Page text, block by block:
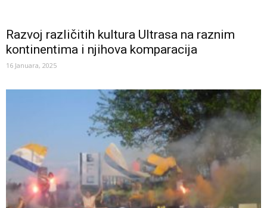
Razvoj različitih kultura Ultrasa na raznim
kontinentima i njihova komparacija
16 Januara, 2025